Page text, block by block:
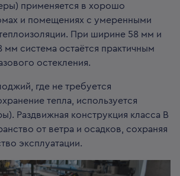
применяется в хорошо
и помещениях с умеренными
При ширине 58 мм и
мм система остаётся практичным
остекления.
где не требуется
тепла, используется
Раздвижная конструкция класса B
от ветра и осадков, сохраняя
эксплуатации.